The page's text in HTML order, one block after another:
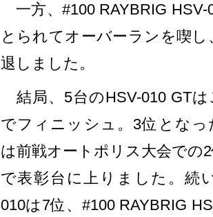
一方、#100 RAYBRIG
とられてオーバーランを喫
退しました。
結局、5台のHSV-010 GT
でフィニッシュ。3位となっ
は前戦オートポリス大会での
で表彰台に上りました。続
010は7位、#100 RAYBRIG